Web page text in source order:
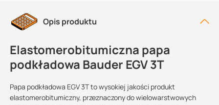
Opis produktu
Elastomerobitumiczna papa
podkładowa Bauder EGV 3T
Papa podkładowa EGV 3T to wysokiej jakości produkt
elastomerobitumiczny, przeznaczony do wielowarstwowych